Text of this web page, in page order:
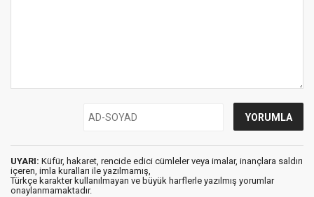
UYARI: Küfür, hakaret, rencide edici cümleler veya imalar, inançlara saldırı
içeren, imla kuralları ile yazılmamış,
Türkçe karakter kullanılmayan ve büyük harflerle yazılmış yorumlar
onaylanmamaktadır.